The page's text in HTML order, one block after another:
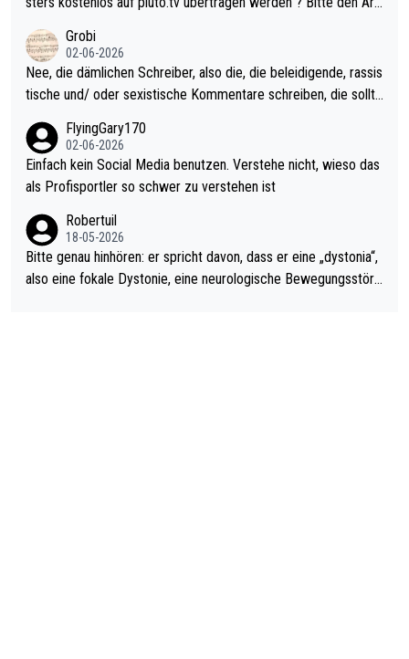
ohl wenig WDF Turniere spielen. Dies war bei Archie Self letzt
es Jahr der Fall. Er musste als amtierender Weltmeister durch
den Qualifier und ich glaube kaum, dass Mitchel sich das (in Ve
gas) antun würde, wenn er doch eigentlich die PDC-WM als Zi
el hat.
Grobi
02-06-2026
Nee, die dämlichen Schreiber, also die, die beleidigende, rassis
tische und/ oder sexistische Kommentare schreiben, die sollte
s Leben in den Griff kriegen. Nur eins wundert mich: Luke Little
r war doch neulich erst derjenige, der über Social Media GvV p
rovoziert hat. Und Littlers Mutter schießt öfters mal gegen Ric
FlyingGary170
02-06-2026
Einfach kein Social Media benutzen. Verstehe nicht, wieso das
als Profisportler so schwer zu verstehen ist
Robertuil
18-05-2026
Bitte genau hinhören: er spricht davon, dass er eine „dystonia“,
also eine fokale Dystonie, eine neurologische Bewegungsstöru